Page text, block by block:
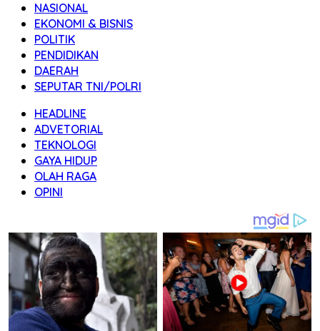
NASIONAL
EKONOMI & BISNIS
POLITIK
PENDIDIKAN
DAERAH
SEPUTAR TNI/POLRI
HEADLINE
ADVETORIAL
TEKNOLOGI
GAYA HIDUP
OLAH RAGA
OPINI